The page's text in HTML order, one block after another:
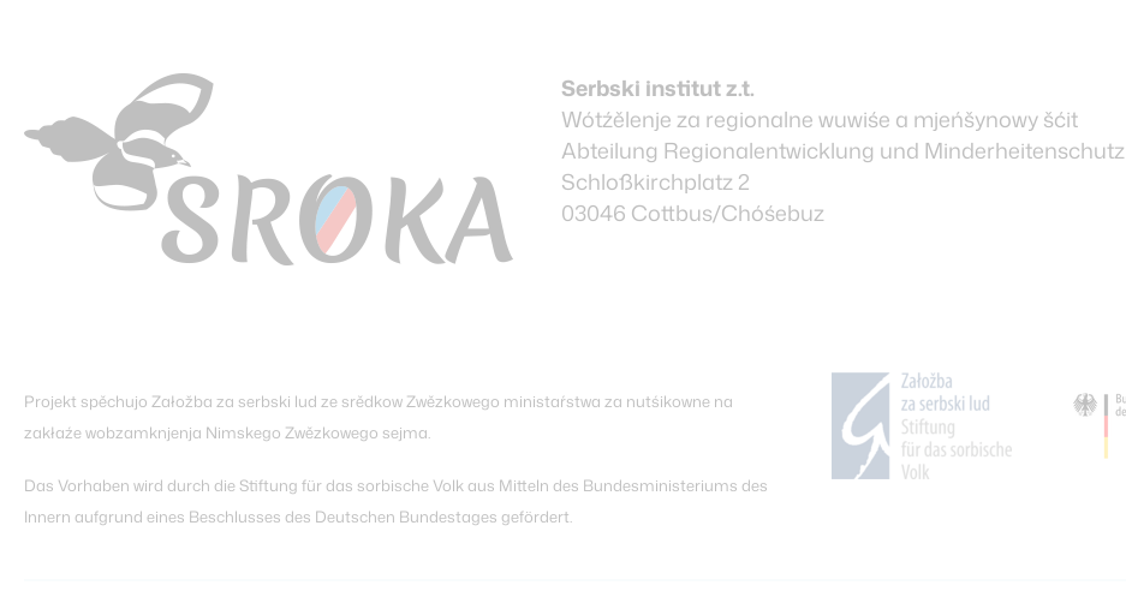
Serbski institut z.t.
Wótźělenje za regionalne wuwiśe a mjeńšynowy šćit
Abteilung Regionalentwicklung und Minderheitenschutz
Schloßkirchplatz 2
03046 Cottbus/Chóśebuz
Projekt spěchujo Załožba za serbski lud ze srědkow Zwězkowego ministaŕstwa za nutśikowne na
zakłaźe wobzamknjenja Nimskego Zwězkowego sejma.
Das Vorhaben wird durch die Stiftung für das sorbische Volk aus Mitteln des Bundesministeriums des
Innern aufgrund eines Beschlusses des Deutschen Bundestages gefördert.